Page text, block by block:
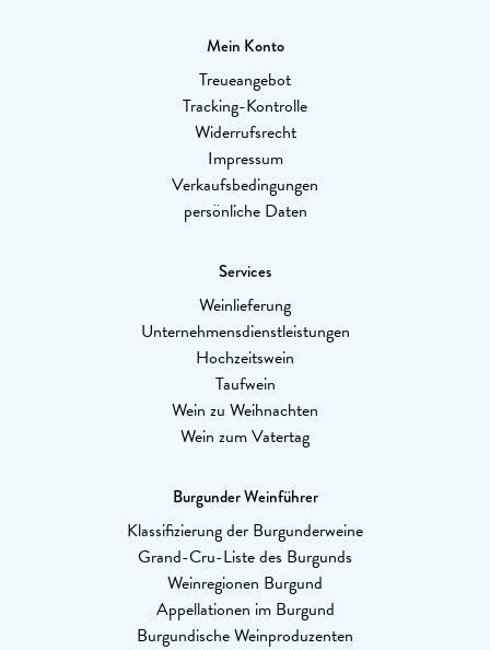
Mein Konto
Treueangebot
Tracking-Kontrolle
Widerrufsrecht
Impressum
Verkaufsbedingungen
persönliche Daten
Services
Weinlieferung
Unternehmensdienstleistungen
Hochzeitswein
Taufwein
Wein zu Weihnachten
Wein zum Vatertag
Burgunder Weinführer
Klassifizierung der Burgunderweine
Grand-Cru-Liste des Burgunds
Weinregionen Burgund
Appellationen im Burgund
Burgundische Weinproduzenten